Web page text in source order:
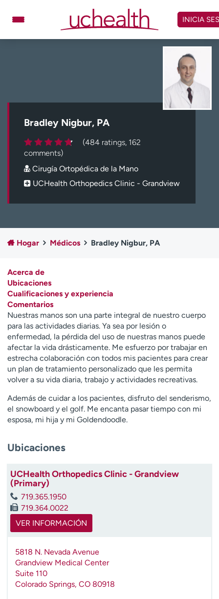
contenido
Facturación y precios
Carreras
Inicie sesión en My Health Connection
Acerca de UCHealth
Clases y eventos
Empleados
Profesionales
Contáctenos
A
y
ú
d
a
m
e
a
n
c
o
t
INICIA
Bradley Nigbur, PA
(484 ratings, 162
comments)
Cirugía Ortopédica de la Mano
UCHealth Orthopedics Clinic - Grandview
Hogar Médicos Bradley Nigbur, PA
Acerca de
Ubicaciones
Cualificaciones y experiencia
Comentarios
Nuestras manos son una parte integral de nuestro cuerpo
para las actividades diarias. Ya sea por lesión o
enfermedad, la pérdida del uso de nuestras manos puede
afectar la vida drásticamente. Me esfuerzo por trabajar en
estrecha colaboración con todos mis pacientes para crear
un plan de tratamiento personalizado que les permita
volver a su vida diaria, trabajo y actividades recreativas.
Además de cuidar a los pacientes, disfruto del senderismo,
el snowboard y el golf. Me encanta pasar tiempo con mi
esposa, mi hija y mi Goldendoodle.
Ubicaciones
UCHealth Orthopedics Clinic - Grandview
(Primary)
719.365.1950
719.364.0022
VER INFORMACIÓN
5818 N. Nevada Avenue
Grandview Medical Center
Suite 110
Colorado Springs, CO 80918